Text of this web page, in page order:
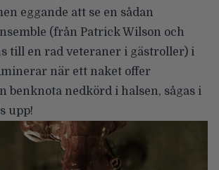
eggande att se en sådan
(från Patrick Wilson och
till en rad veteraner i gästroller) i
när ett naket offer
benknota nedkörd i halsen, sågas i
upp!